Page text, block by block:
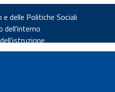
delle Politiche Sociali
dell'interno